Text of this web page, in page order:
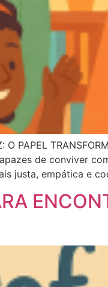
O PAPEL
de conviver
justa, empática e